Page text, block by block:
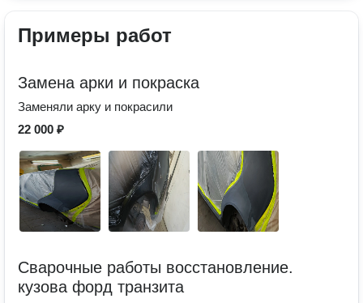
Примеры работ
Замена арки и покраска
Заменяли арку и покрасили
22 000 ₽
Сварочные работы восстановление.
кузова форд транзита